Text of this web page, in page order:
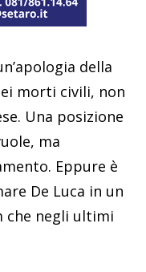
della
morti civili, non
Una posizione
ma
Eppure è
De Luca in un
che negli ultimi